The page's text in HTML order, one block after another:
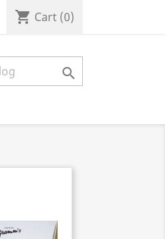
shopping_cart Cart (0)
